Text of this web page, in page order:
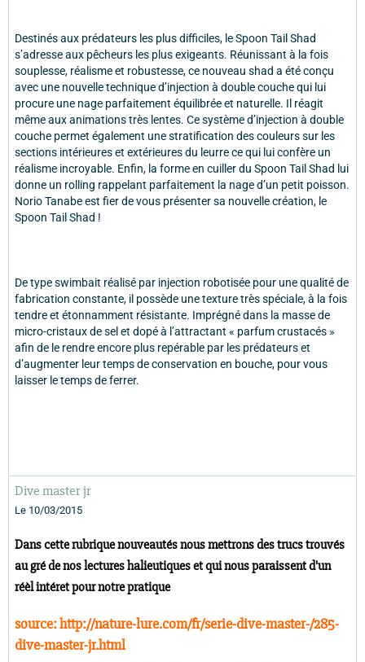
Destinés aux prédateurs les plus difficiles, le Spoon Tail Shad
s’adresse aux pêcheurs les plus exigeants. Réunissant à la fois
souplesse, réalisme et robustesse, ce nouveau shad a été conçu
avec une nouvelle technique d’injection à double couche qui lui
procure une nage parfaitement équilibrée et naturelle. Il réagit
même aux animations très lentes. Ce système d’injection à double
couche permet également une stratification des couleurs sur les
sections intérieures et extérieures du leurre ce qui lui confère un
réalisme incroyable. Enfin, la forme en cuiller du Spoon Tail Shad lui
donne un rolling rappelant parfaitement la nage d’un petit poisson.
Norio Tanabe est fier de vous présenter sa nouvelle création, le
Spoon Tail Shad !
De type swimbait réalisé par injection robotisée pour une qualité de
fabrication constante, il possède une texture très spéciale, à la fois
tendre et étonnamment résistante. Imprégné dans la masse de
micro-cristaux de sel et dopé à l’attractant « parfum crustacés »
afin de le rendre encore plus repérable par les prédateurs et
d’augmenter leur temps de conservation en bouche, pour vous
laisser le temps de ferrer.
Dive master jr
Le 10/03/2015
Dans cette rubrique nouveautés nous mettrons des trucs trouvés
au gré de nos lectures halieutiques et qui nous paraissent d'un
réèl intéret pour notre pratique
source: http://nature-lure.com/fr/serie-dive-master-/285-
dive-master-jr.html